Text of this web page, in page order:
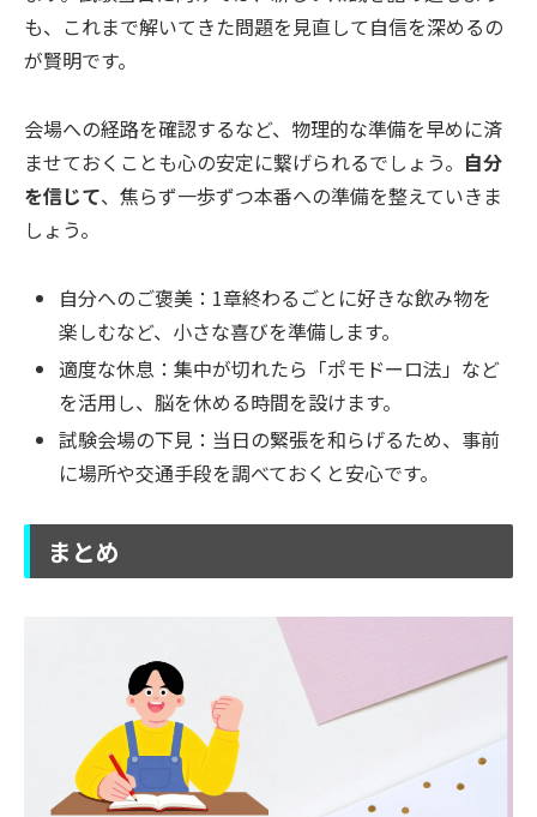
も、これまで解いてきた問題を見直して自信を深めるの
が賢明です。
会場への経路を確認するなど、物理的な準備を早めに済
ませておくことも心の安定に繋げられるでしょう。 自分
を信じて、焦らず一歩ずつ本番への準備を整えていきま
しょう。
自分へのご褒美：1章終わるごとに好きな飲み物を
楽しむなど、小さな喜びを準備します。
適度な休息：集中が切れたら「ポモドーロ法」など
を活用し、脳を休める時間を設けます。
試験会場の下見：当日の緊張を和らげるため、事前
に場所や交通手段を調べておくと安心です。
まとめ